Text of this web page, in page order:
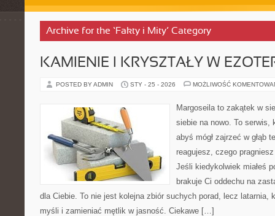
Archive for the ‘Fakty i Mity’ Category
KAMIENIE I KRYSZTAŁY W
POSTED BY ADMIN STY - 25 - 2026 MOŻLIWOŚĆ
Margoseila to zakątek w
siebie na nowo. To serwis,
abyś mógł zajrzeć w głąb
reagujesz, czego
Jeśli kiedykolwiek miałeś
brakuje Ci oddechu na
dla Ciebie. To nie jest kolejna zbiór suchych porad, lecz latarnia,
myśli i zamieniać mętlik w jasność. Ciekawe […]